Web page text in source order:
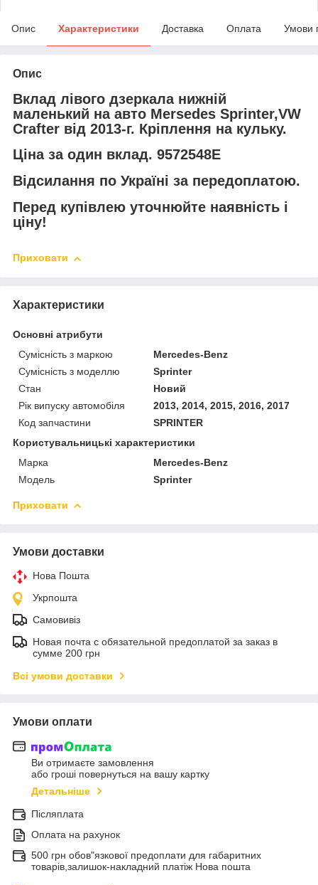
Опис Характеристики Доставка Оплата Умови
Опис
Вклад лівого дзеркала нижній
маленький на авто Mersedes Sprinter,VW
Crafter від 2013-г. Кріплення на кульку.
Ціна за один вклад. 9572548E
Відсилання по Україні за передоплатою.
Перед купівлею уточнюйте наявність і
ціну!
Приховати
Характеристики
Основні атрибути
Сумісність з маркою
Mercedes-Benz
Сумісність з моделлю
Sprinter
Стан
Новий
Рік випуску автомобіля
2013, 2014, 2015, 2016, 2017
Код запчастини
SPRINTER
Користувальницькі характеристики
Марка
Mercedes-Benz
Модель
Sprinter
Приховати
Умови доставки
Нова Пошта
Укрпошта
Самовивіз
Новая почта с обязательной предоплатой за заказ в
сумме 200 грн
Всі умови доставки
Умови оплати
Ви отримаєте замовлення
або гроші повернуться на вашу картку
Детальніше
Післяплата
Оплата на рахунок
500 грн обов"язкової предоплати для габаритних
товарів,залишок-накладний платіж Нова пошта